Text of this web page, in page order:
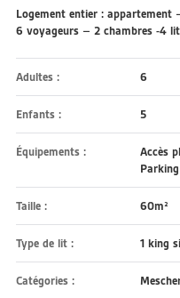
Logement entier : appartement
6 voyageurs – 2 chambres -4
Adultes : 6
Enfants : 5
Équipements : Accès
Taille : 60m²
Type de lit : 1 king
Catégories :